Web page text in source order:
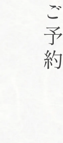
ご予約